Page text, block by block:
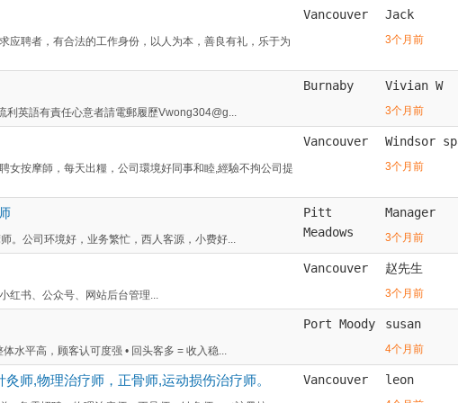
应聘者，有合法的工作身份，以人为本，善良有礼，乐于为
Vancouver Jack
3个月前
英語有責任心意者請電郵履歷Vwong304@g...
Burnaby Vivian W
3个月前
女按摩師，每天出糧，公司環境好同事和睦,經驗不拘公司提
Vancouver Windsor
3个月前
。公司环境好，业务繁忙，西人客源，小费好...
Pitt
Meadows
Manager
3个月前
红书、公众号、网站后台管理...
Vancouver 赵先生
3个月前
水平高，顾客认可度强 • 回头客多 = 收入稳...
Port Moody susan
4个月前
师,物理治疗师，正骨师,运动损伤治疗师。 Vancouver leon